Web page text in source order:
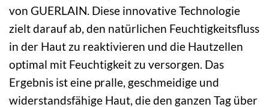
von GUERLAIN. Diese innovative Technologie
zielt darauf ab, den natürlichen Feuchtigkeitsfluss
in der Haut zu reaktivieren und die Hautzellen
optimal mit Feuchtigkeit zu versorgen. Das
Ergebnis ist eine pralle, geschmeidige und
widerstandsfähige Haut, die den ganzen Tag über